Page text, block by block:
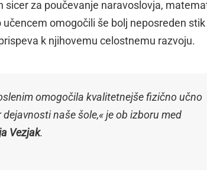
sicer za poučevanje naravoslovja,
učencem omogočili še bolj neposreden stik
k njihovemu celostnemu razvoju.
omogočila kvalitetnejše fizično učno
naše šole,« je ob izboru med
Vezjak.